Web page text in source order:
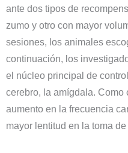
ante dos tipos de
zumo y otro con mayor
sesiones, los animales
continuación, los
el núcleo principal de
cerebro, la amígdala. Como
aumento en la frecuencia
mayor lentitud en la toma